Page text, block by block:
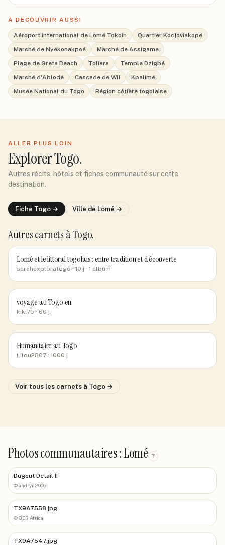
À DÉCOUVRIR AUSSI
Aéroport international de Lomé Tokoin
Quartier Kodjoviakopé
Marché de Nyékonakpoé
Marché de Assigame
Plage de Greta Beach
Toliara
Temple Dzigbé
Marché d'Ablodé
Cascade de Wli
Kpalimé
Musée National du Togo
Région côtière togolaise
ALLER PLUS LOIN
ExplorerTogo.
Autres récits, hôtels et fiches communauté sur cette
destination.
Fiche Togo → Ville de Lomé →
Autres carnets à Togo.
Lomé et le littoral togolais : entre tradition et découverte
sarahexploratogo · 10 j · 1 album
voyage au Togo en
kiki75 · 60 j
Humanitaire au Togo
Lilou2807 · 1000 j
Voir tous les carnets à Togo →
Photos communautaires : Lomé ?
Dugout Detail II
©andryn2006
TX9A7558.jpg
©OER Africa
TX9A7547.jpg